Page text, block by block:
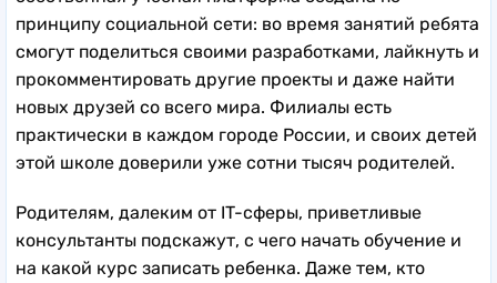
принципу социальной сети: во время занятий ребята
смогут поделиться своими разработками, лайкнуть и
прокомментировать другие проекты и даже найти
новых друзей со всего мира. Филиалы есть
практически в каждом городе России, и своих детей
этой школе доверили уже сотни тысяч родителей.
Родителям, далеким от IT-сферы, приветливые
консультанты подскажут, с чего начать обучение и
на какой курс записать ребенка. Даже тем, кто